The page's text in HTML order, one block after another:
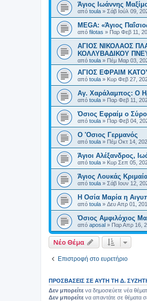
Άγιος Ιωάννης
από toula » Σάβ Ιούλ 09,
MEGA: «Άγιος
από filotas » Παρ Φεβ 11,
ΑΓΙΟΣ ΝΙΚΟΛΑΟΣ
ΚΟΛΛΥΒΑΔΙΚΟΥ
από toula » Πέμ Μαρ 03,
ΑΓΙΟΣ ΕΦΡΑΙΜ
από toula » Κυρ Φεβ 27,
Αγ. Χαράλαμπος: Ο
από toula » Παρ Φεβ 11,
Όσιος Εφραίμ ο
από toula » Παρ Φεβ 04,
O 'Oσιος Γερμανός
από toula » Πέμ Οκτ 14,
Άγιοι Αλέξανδρος,
από toula » Κυρ Σεπ 05,
Άγιος Λουκάς
από toula » Σάβ Ιουν 12,
Η Οσία Μαρία η
από toula » Δευ Απρ 01,
Όσιος Αμφιλόχιος
από aposal » Παρ Απρ 16,
Νέο Θέμα
Επιστροφή στο ευρετήριο
ΠΡΟΣΒΆΣΕΙΣ ΣΕ ΑΥΤΉ ΤΗ Δ.
Δεν μπορείτε να δημοσιεύετε νέα
Δεν μπορείτε να απαντάτε σε θέματα